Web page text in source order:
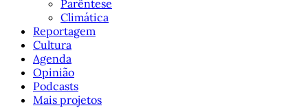
Parêntese
Climática
Reportagem
Cultura
Agenda
Opinião
Podcasts
Mais projetos